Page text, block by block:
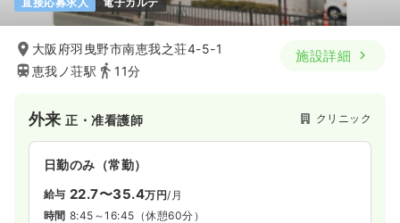
大阪府羽曳野市南恵我之荘4-5-1
恵我ノ荘駅
11分
施設詳細
外来正・准看護師 クリニック
日勤のみ（常勤）
給与 22.7〜35.4万円/月
時間 8:45～16:45 （休憩60分）